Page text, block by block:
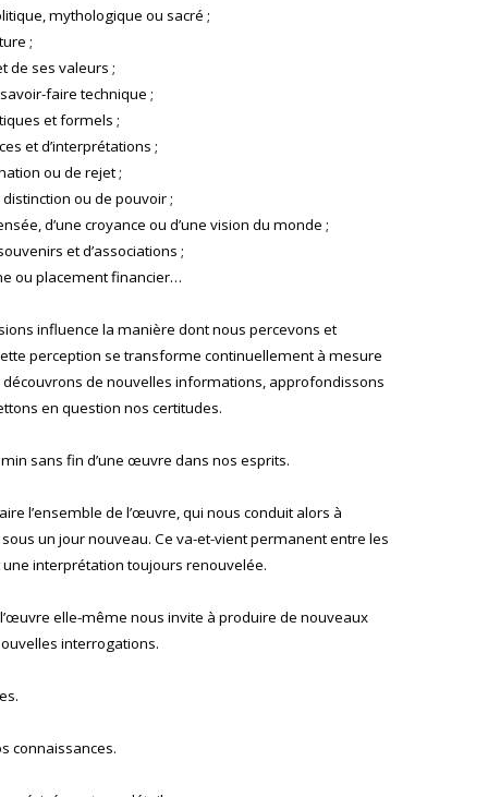
mythologique ou sacré ;
;
de ses valeurs ;
faire technique ;
et formels ;
et d’interprétations ;
ou de rejet ;
ou de pouvoir ;
d’une croyance ou d’une vision du monde ;
et d’associations ;
ou placement financier…
influence la manière dont nous percevons et
perception se transforme continuellement à mesure
de nouvelles informations, approfondissons
en question nos certitudes.
sans fin d’une œuvre dans nos esprits.
l’ensemble de l’œuvre, qui nous conduit alors à
un jour nouveau. Ce va-et-vient permanent entre les
interprétation toujours renouvelée.
elle-même nous invite à produire de nouveaux
interrogations.
connaissances.